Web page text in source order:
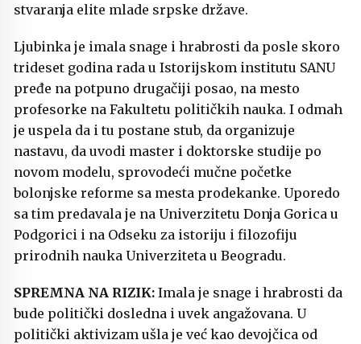
stvaranja elite mlade srpske države.
Ljubinka je imala snage i hrabrosti da posle skoro
trideset godina rada u Istorijskom institutu SANU
pređe na potpuno drugačiji posao, na mesto
profesorke na Fakultetu političkih nauka. I odmah
je uspela da i tu postane stub, da organizuje
nastavu, da uvodi master i doktorske studije po
novom modelu, sprovodeći mučne početke
bolonjske reforme sa mesta prodekanke. Uporedo
sa tim predavala je na Univerzitetu Donja Gorica u
Podgorici i na Odseku za istoriju i filozofiju
prirodnih nauka Univerziteta u Beogradu.
SPREMNA NA RIZIK: Imala je snage i hrabrosti da
bude politički dosledna i uvek angažovana. U
politički aktivizam ušla je već kao devojčica od